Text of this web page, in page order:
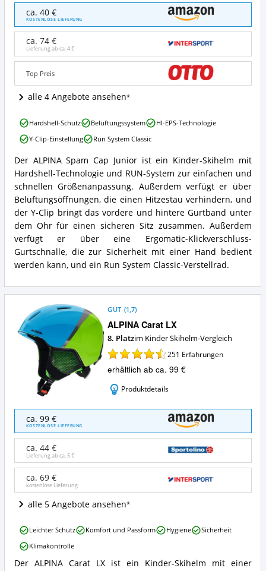
ALPINA
Spam
Cap
Junior
Angebote:
Wo
dieser
Kinder
Skihelm
ca. 40 €
KOSTENLOSE LIEFERUNG
ca. 74 €
Lieferung ab ca.4 €
Top Preis
alle 4 Angebote ansehen
ALPINA
Spam
Cap
Junior
Zusammenfassung:
Was
bietet
dieser
Kinder
Skihelm?
Der ALPINA Spam Cap Junior ist ein Kinder-Skihelm mit
Hardshell-Technologie und RUN-System zur einfachen und
schnellen Größenanpassung. Außerdem verfügt er über
Belüftungsöffnungen, die einen Hitzestau verhindern, und
der Y-Clip bringt das vordere und hintere Gurtband unter
dem Ohr für einen sicheren Sitz zusammen. Außerdem
verfügt er über eine Ergomatic-Klickverschluss-
Gurtschnalle, die zur Sicherheit mit einer Hand bedient
werden kann, und ein Run System Classic-Verstellrad.
ALPINA
Spam
Cap
Vorteile:
Was
spricht
für
diesen
Kinder
Skihelm?
Hardshell-Schutz Belüftungssystem
HI-EPS-Technologie
Y-Clip-Einstellung
Run System Classic
ALPINA Carat LX
GUT (1,7)
8. Platzim Kinder Skihelm-Vergleich
251 Erfahrungen
erhältlich ab ca. 99 €
Produktdetails
ALPINA
Carat
LX
Angebote:
ist
dieser
Kinder
Skihelm
erhältlich?
ca. 99 €
KOSTENLOSE LIEFERUNG
ca. 44 €
Lieferung ab ca.5 €
ca. 69 €
kostenlose Lieferung
alle 5 Angebote ansehen
ALPINA
Der ALPINA Carat LX ist ein Kinder-Skihelm mit einer
ALPINA
Carat
LX
Vorteile:
Leichter Schutz Komfort und Passform Hygiene
Sicherheit
Klimakontrolle